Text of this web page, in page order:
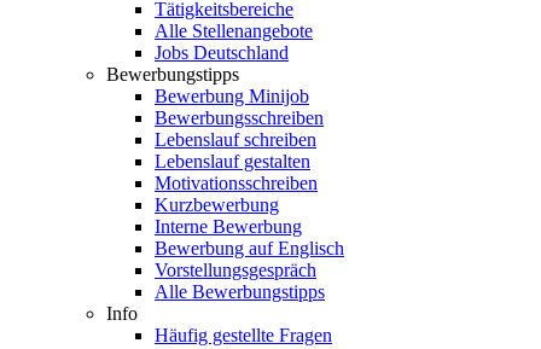
Tätigkeitsbereiche
Alle Stellenangebote
Jobs Deutschland
Bewerbungstipps
Bewerbung Minijob
Bewerbungsschreiben
Lebenslauf schreiben
Lebenslauf gestalten
Motivationsschreiben
Kurzbewerbung
Interne Bewerbung
Bewerbung auf Englisch
Vorstellungsgespräch
Alle Bewerbungstipps
Info
Häufig gestellte Fragen